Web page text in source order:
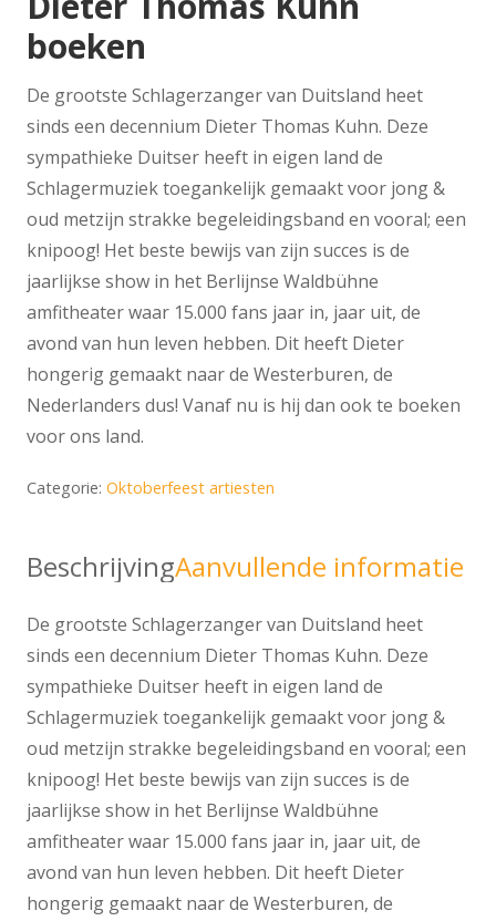
boeken
De grootste Schlagerzanger van Duitsland heet
sinds een decennium Dieter Thomas Kuhn. Deze
sympathieke Duitser heeft in eigen land de
Schlagermuziek toegankelijk gemaakt voor jong &
oud metzijn strakke begeleidingsband en vooral; een
knipoog! Het beste bewijs van zijn succes is de
jaarlijkse show in het Berlijnse Waldbühne
amfitheater waar 15.000 fans jaar in, jaar uit, de
avond van hun leven hebben. Dit heeft Dieter
hongerig gemaakt naar de Westerburen, de
Nederlanders dus! Vanaf nu is hij dan ook te boeken
voor ons land.
Categorie: Oktoberfeest artiesten
BeschrijvingAanvullende informatie
De grootste Schlagerzanger van Duitsland heet
sinds een decennium Dieter Thomas Kuhn. Deze
sympathieke Duitser heeft in eigen land de
Schlagermuziek toegankelijk gemaakt voor jong &
oud metzijn strakke begeleidingsband en vooral; een
knipoog! Het beste bewijs van zijn succes is de
jaarlijkse show in het Berlijnse Waldbühne
amfitheater waar 15.000 fans jaar in, jaar uit, de
avond van hun leven hebben. Dit heeft Dieter
hongerig gemaakt naar de Westerburen, de